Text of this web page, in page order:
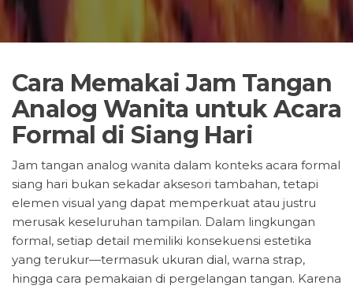
Cara Memakai Jam Tangan
Analog Wanita untuk Acara
Formal di Siang Hari
Jam tangan analog wanita dalam konteks acara formal
siang hari bukan sekadar aksesori tambahan, tetapi
elemen visual yang dapat memperkuat atau justru
merusak keseluruhan tampilan. Dalam lingkungan
formal, setiap detail memiliki konsekuensi estetika
yang terukur—termasuk ukuran dial, warna strap,
hingga cara pemakaian di pergelangan tangan. Karena